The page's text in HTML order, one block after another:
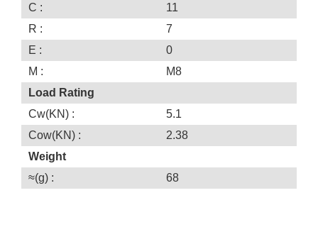
C :
11
R :
7
E :
0
M :
M8
Load Rating
Cw(KN) :
5.1
Cow(KN) :
2.38
Weight
≈(g) :
68